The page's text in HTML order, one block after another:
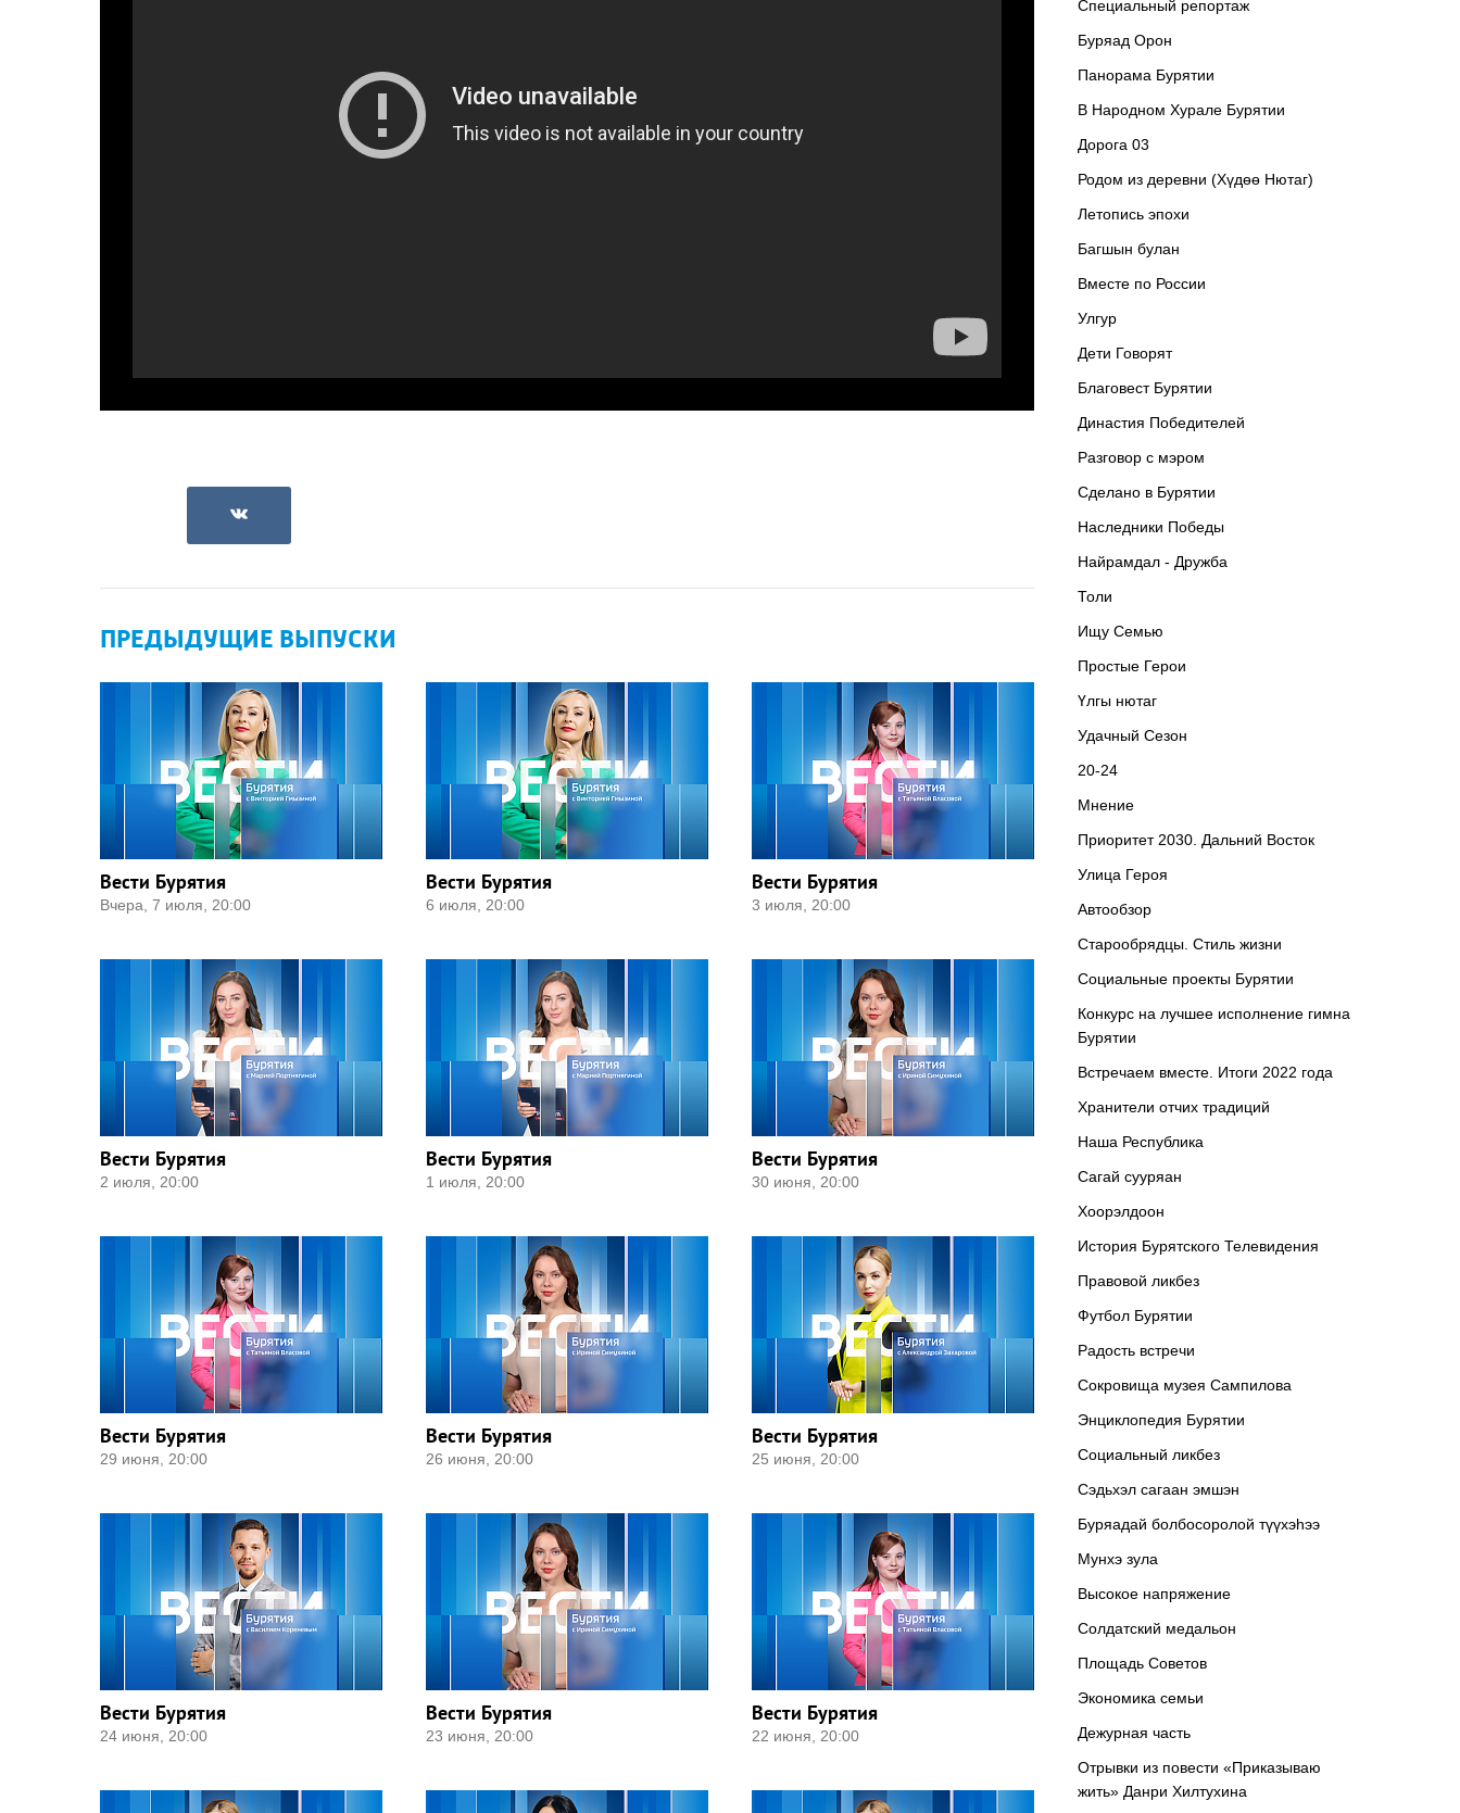
ПРЕДЫДУЩИЕ ВЫПУСКИ
Вести Бурятия
Вчера, 7 июля, 20:00
Вести Бурятия
6 июля, 20:00
Вести Бурятия
3 июля, 20:00
Вести Бурятия
2 июля, 20:00
Вести Бурятия
1 июля, 20:00
Вести Бурятия
30 июня, 20:00
Вести Бурятия
29 июня, 20:00
Вести Бурятия
26 июня, 20:00
Вести Бурятия
25 июня, 20:00
Вести Бурятия
24 июня, 20:00
Вести Бурятия
23 июня, 20:00
Вести Бурятия
22 июня, 20:00
Специальный репортаж
Буряад Орон
Панорама Бурятии
В Народном Хурале Бурятии
Дорога 03
Родом из деревни (Хүдөө Нютаг)
Летопись эпохи
Багшын булан
Вместе по России
Улгур
Дети Говорят
Благовест Бурятии
Династия Победителей
Разговор с мэром
Сделано в Бурятии
Наследники Победы
Найрамдал - Дружба
Толи
Ищу Cемью
Простые Герои
Үлгы нютаг
Удачный Сезон
20-24
Мнение
Приоритет 2030. Дальний Восток
Улица Героя
Автообзор
Старообрядцы. Cтиль жизни
Социальные проекты Бурятии
Конкурс на лучшее исполнение гимна
Бурятии
Встречаем вместе. Итоги 2022 года
Хранители отчих традиций
Наша Республика
Сагай сууряан
Хоорэлдоон
История Бурятского Телевидения
Правовой ликбез
Футбол Бурятии
Радость встречи
Сокровища музея Сампилова
Энциклопедия Бурятии
Социальный ликбез
Сэдьхэл сагаан эмшэн
Буряадай болбосоролой түүхэhээ
Мунхэ зула
Высокое напряжение
Солдатский медальон
Площадь Советов
Экономика семьи
Дежурная часть
Отрывки из повести «Приказываю
жить» Данри Хилтухина